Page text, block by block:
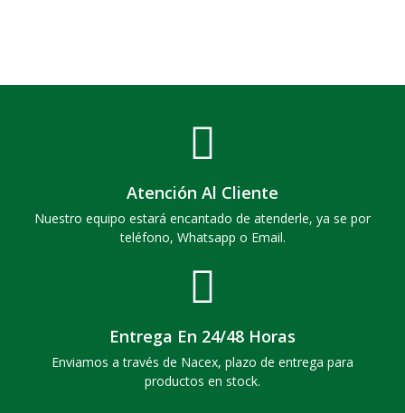
Atención Al Cliente
Nuestro equipo estará encantado de atenderle, ya se por
teléfono, Whatsapp o Email.
Entrega En 24/48 Horas
Enviamos a través de Nacex, plazo de entrega para
productos en stock.